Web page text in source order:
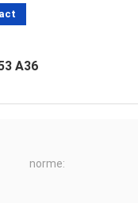
A36
norme: